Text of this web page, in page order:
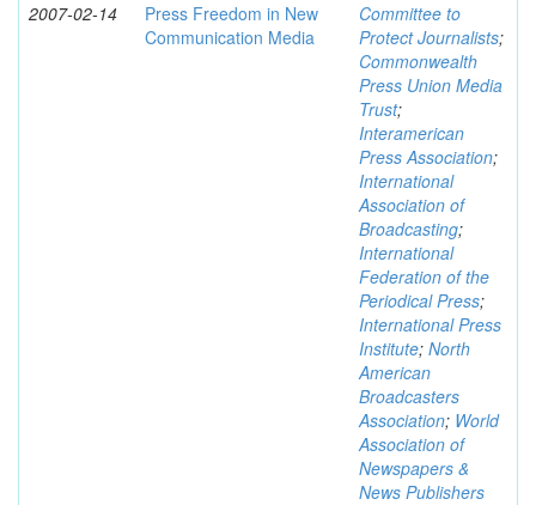
2007-02-14
Press Freedom in New
Communication Media
Committee to
Protect Journalists;
Commonwealth
Press Union Media
Trust;
Interamerican
Press Association;
International
Association of
Broadcasting;
International
Federation of the
Periodical Press;
International Press
Institute; North
American
Broadcasters
Association; World
Association of
Newspapers &
News Publishers